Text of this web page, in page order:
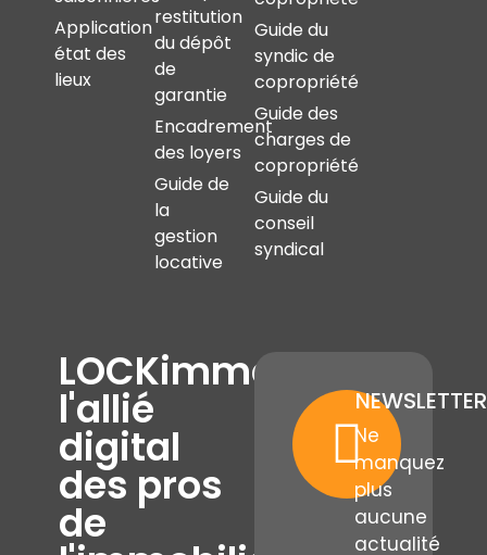
Application
état des
lieux
restitution
du dépôt
de
garantie
Encadrement
des loyers
Guide de
la
gestion
locative
Guide du
syndic de
copropriété
Guide des
charges de
copropriété
Guide du
conseil
syndical
LOCKimmo,
l'allié
digital
des pros
de
NEWSLETTER
Ne
manquez
plus
aucune
actualité